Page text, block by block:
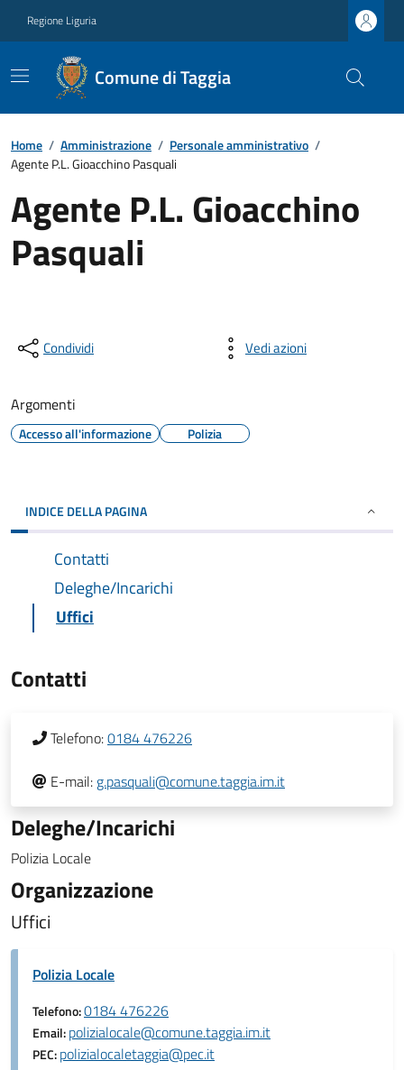
Regione Liguria
Comune di Taggia
Home / Amministrazione / Personale amministrativo /
Agente P.L. Gioacchino Pasquali
Agente P.L. Gioacchino
Pasquali
Condividi Vedi azioni
Argomenti
Accesso all'informazione Polizia
INDICE DELLA PAGINA
Contatti
Deleghe/Incarichi
Uffici
Contatti
Telefono:0184 476226
E-mail: g.pasquali@comune.taggia.im.it
Deleghe/Incarichi
Polizia Locale
Organizzazione
Uffici
Polizia Locale
Telefono:0184 476226
Email:polizialocale@comune.taggia.im.it
PEC:polizialocaletaggia@pec.it